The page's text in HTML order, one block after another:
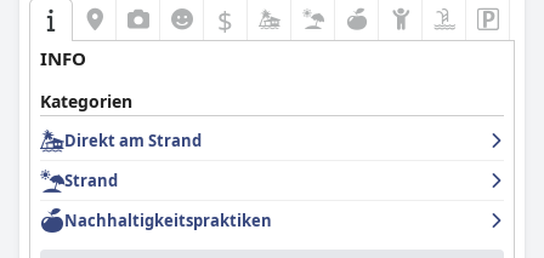
$
INFO
Kategorien
Direkt am Strand
Strand
Nachhaltigkeitspraktiken